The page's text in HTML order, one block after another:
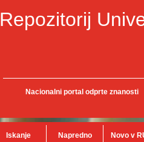
Repozitorij
Nacionalni portal odprte znanosti
Iskanje Napredno Novo v